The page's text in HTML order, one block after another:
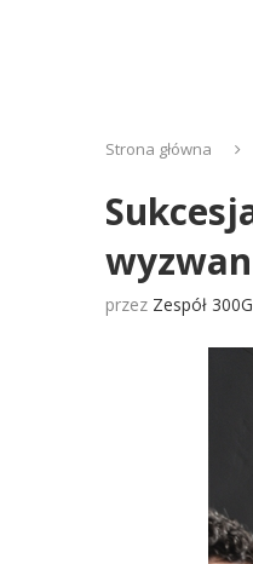
Strona główna
przez Zespół